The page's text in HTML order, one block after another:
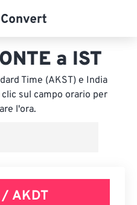
a IST
Time (AKST) e India
sul campo orario per
l'ora.
AKDT